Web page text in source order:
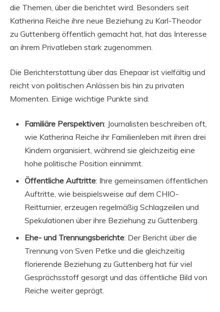
die Themen, über die berichtet wird. Besonders seit
Katherina Reiche ihre neue Beziehung zu Karl-Theodor
zu Guttenberg öffentlich gemacht hat, hat das Interesse
an ihrem Privatleben stark zugenommen.
Die Berichterstattung über das Ehepaar ist vielfältig und
reicht von politischen Anlässen bis hin zu privaten
Momenten. Einige wichtige Punkte sind:
Familiäre Perspektiven: Journalisten beschreiben oft,
wie Katherina Reiche ihr Familienleben mit ihren drei
Kindern organisiert, während sie gleichzeitig eine
hohe politische Position einnimmt.
Öffentliche Auftritte: Ihre gemeinsamen öffentlichen
Auftritte, wie beispielsweise auf dem CHIO-
Reitturnier, erzeugen regelmäßig Schlagzeilen und
Spekulationen über ihre Beziehung zu Guttenberg.
Ehe- und Trennungsberichte: Der Bericht über die
Trennung von Sven Petke und die gleichzeitig
florierende Beziehung zu Guttenberg hat für viel
Gesprächsstoff gesorgt und das öffentliche Bild von
Reiche weiter geprägt.